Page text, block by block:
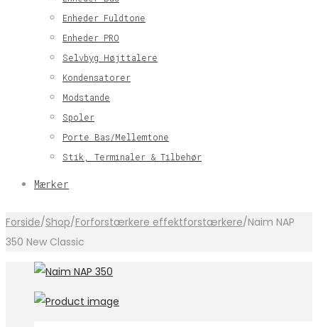
Enheder Fuldtone
Enheder PRO
Selvbyg Højttalere
Kondensatorer
Modstande
Spoler
Porte Bas/Mellemtone
Stik, Terminaler & Tilbehør
Mærker
Forside/Shop/Forforstærkere effektforstærkere/Naim NAP
350 New Classic